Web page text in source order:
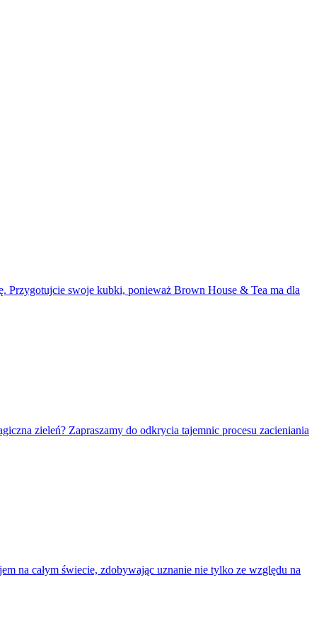
Przygotujcie swoje kubki, ponieważ Brown House & Tea ma dla
zieleń? Zapraszamy do odkrycia tajemnic procesu zacieniania
na całym świecie, zdobywając uznanie nie tylko ze względu na